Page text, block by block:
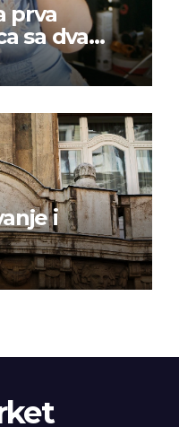
prva
sa dva
mestu u
godini
i